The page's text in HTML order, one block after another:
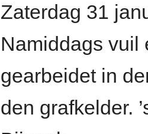
Zaterdag 31
Namiddags vuil
gearbeidet in
den grafkelder.